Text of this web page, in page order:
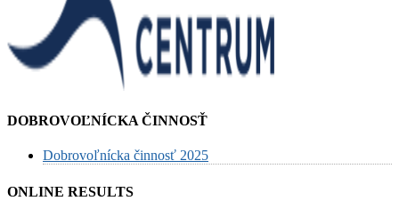
DOBROVOĽNÍCKA ČINNOSŤ
Dobrovoľnícka činnosť 2025
ONLINE RESULTS